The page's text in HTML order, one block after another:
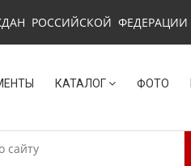
РОССИЙСКОЙ ФЕДЕРАЦИИ
КАТАЛОГ ФОТО